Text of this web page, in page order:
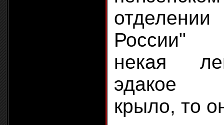
России"
некая
эдакое
крыло, то